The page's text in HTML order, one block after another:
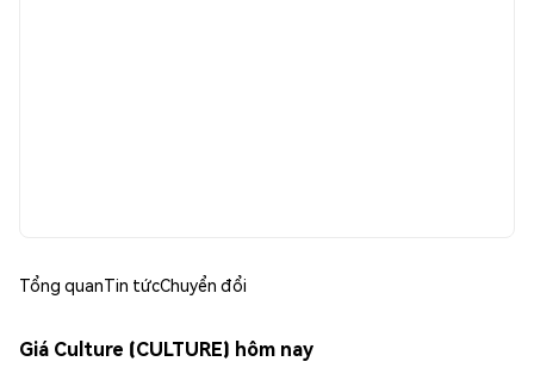
Tổng quanTin tứcChuyển đổi
Giá Culture (CULTURE) hôm nay